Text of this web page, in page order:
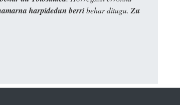
harpidedun berribehar ditugu. Zu